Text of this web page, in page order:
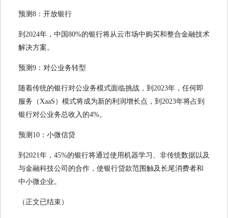
预测8：开放银行
到2024年，中国80%的银行将从云市场中购买和整合金融技术
解决方案。
预测9：对公业务转型
随着传统的银行对公业务模式面临挑战，到2023年，任何即
服务（XaaS）模式将成为新的利润增长点，到2023年将占到
银行对公业务总收入的4%。
预测10：小微信贷
到2021年，45%的银行将通过使用机器学习、非传统数据以及
与金融科技公司的合作，使银行贷款范围触及长尾消费者和
中小微企业。
（正文已结束）